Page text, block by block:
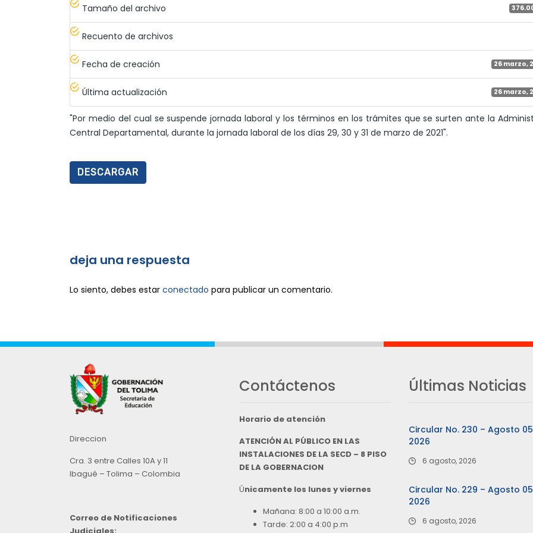
Tamaño del archivo
Recuento de archivos
Fecha de creación 26 marzo,
Última actualización 26 marzo,
"Por medio del cual se suspende jornada laboral y los términos en los trámites que se surten ante la
Central Departamental, durante la jornada laboral de los días 29, 30 y 31 de marzo de 2021".
DESCARGAR
deja una respuesta
Lo siento, debes estar conectado para publicar un comentario.
Direccion
Cra. 3 entre Calles 10A y 11
Ibagué – Tolima – Colombia
Correo de Notificaciones
Contáctenos
Horario de atención
ATENCIÓN AL PÚBLICO EN LAS
INSTALACIONES DE LA SECD – 8 PISO
DE LA GOBERNACION
Únicamente los lunes y viernes
Mañana: 8:00 a 10:00 a.m.
Tarde: 2:00 a 4:00 p.m
Últimas Noticias
Circular No. 230 – Agosto
2026
6 agosto, 2026
Circular No. 229 – Agosto
2026
6 agosto, 2026